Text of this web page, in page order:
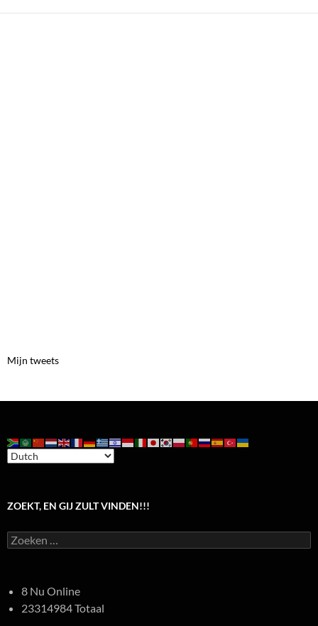
Mijn tweets
ZOEKT, EN GIJ ZULT VINDEN!!!
Zoeken
naar:
8 Nu Online
23314984 Totaal